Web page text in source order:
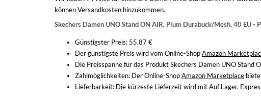
können Versandkosten hinzukommen.
Skechers Damen UNO Stand ON AIR, Plum Durabuck/Mesh, 40 EU -
Günstigster Preis: 55,87 €
Der günstigste Preis wird vom Online-ShopAmazon
Die Preisspanne für das Produkt Skechers Damen UNO
Zahlmöglichkeiten: Der Online-ShopAmazon Marketplace
Lieferbarkeit: Die kürzeste Lieferzeit wird mit Auf Lager.